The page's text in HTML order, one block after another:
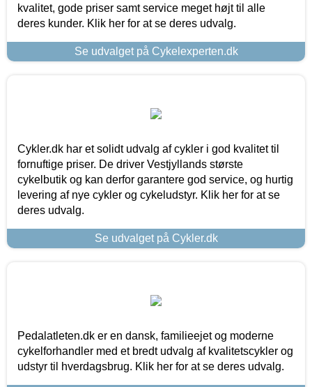
kvalitet, gode priser samt service meget højt til alle
deres kunder. Klik her for at se deres udvalg.
Se udvalget på Cykelexperten.dk
Cykler.dk har et solidt udvalg af cykler i god kvalitet til
fornuftige priser. De driver Vestjyllands største
cykelbutik og kan derfor garantere god service, og hurtig
levering af nye cykler og cykeludstyr. Klik her for at se
deres udvalg.
Se udvalget på Cykler.dk
Pedalatleten.dk er en dansk, familieejet og moderne
cykelforhandler med et bredt udvalg af kvalitetscykler og
udstyr til hverdagsbrug. Klik her for at se deres udvalg.